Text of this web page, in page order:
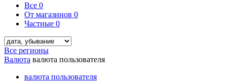
Все 0
От магазинов 0
Частные 0
Все регионы
Валюта валюта пользователя
валюта пользователя